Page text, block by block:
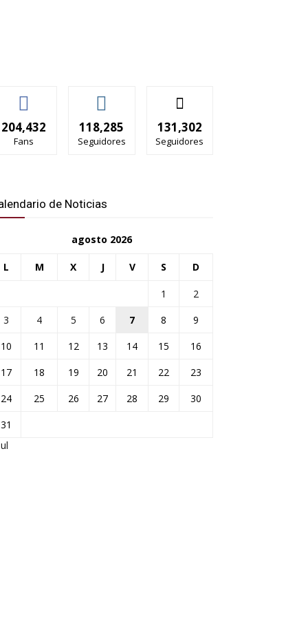
204,432
Fans
118,285
Seguidores
131,302
Seguidores
de Noticias
agosto 2026
L M X J V S D
1
2
3
4 5 6 7 8
9
10
11 12 13 14 15
16
17
18 19 20 21 22
23
24
25 26 27 28 29
30
31